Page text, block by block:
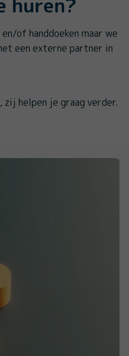
of handdoeken maar we
een externe partner in
, zij helpen je graag verder.